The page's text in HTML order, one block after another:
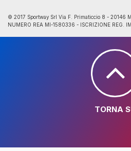
© 2017 Sportway Srl Via F. Primaticcio 8 - 20146
NUMERO REA MI-1580336 - ISCRIZIONE REG.
TORNA